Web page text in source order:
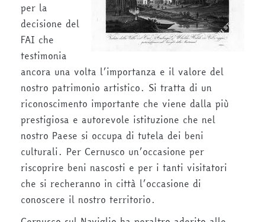
per la
decisione del
FAI che
testimonia
ancora una volta l’importanza e il valore del
nostro patrimonio artistico. Si tratta di un
riconoscimento importante che viene dalla più
prestigiosa e autorevole istituzione che nel
nostro Paese si occupa di tutela dei beni
culturali. Per Cernusco un’occasione per
riscoprire beni nascosti e per i tanti visitatori
che si recheranno in città l’occasione di
conoscere il nostro territorio.